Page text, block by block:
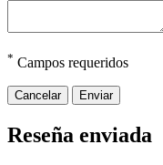
* Campos requeridos
Cancelar Enviar
Reseña enviada